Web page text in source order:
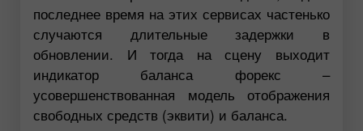
последнее время на этих сервисах частенько
случаются длительные задержки в
обновлении. И тогда на сцену выходит
индикатор баланса форекс –
усовершенствованная модель отображения
свободных средств (эквити) и баланса.